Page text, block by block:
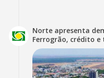
Norte apresenta
Ferrogrão, crédito